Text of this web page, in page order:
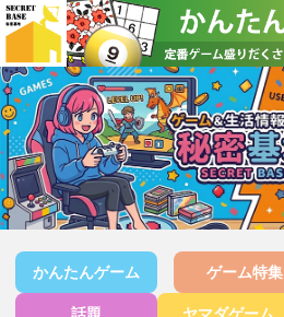
かんたんゲーム ゲーム特集